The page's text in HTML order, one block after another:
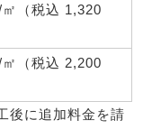
（税込 1,320
（税込 2,200
後に追加料金を請